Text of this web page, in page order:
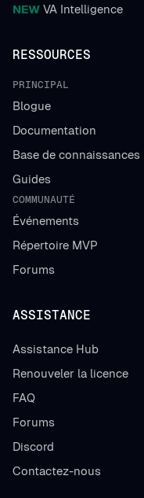
NEW VA Intelligence
RESSOURCES
PRINCIPAL
Blogue
Documentation
Base de connaissances
Guides
COMMUNAUTÉ
Événements
Répertoire MVP
Forums
ASSISTANCE
Assistance Hub
Renouveler la licence
FAQ
Forums
Discord
Contactez-nous